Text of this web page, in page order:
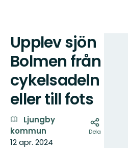
Upplev sjön
Bolmen från
cykelsadeln
eller till fots
Ljungby
kommun
12 apr. 2024
Dela